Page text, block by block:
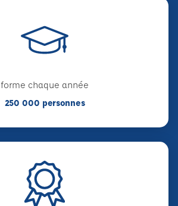
forme chaque année
250 000 personnes